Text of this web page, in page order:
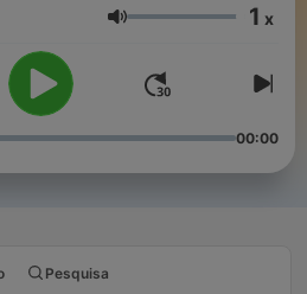
Volume 1 x
00:00
Pesquisa